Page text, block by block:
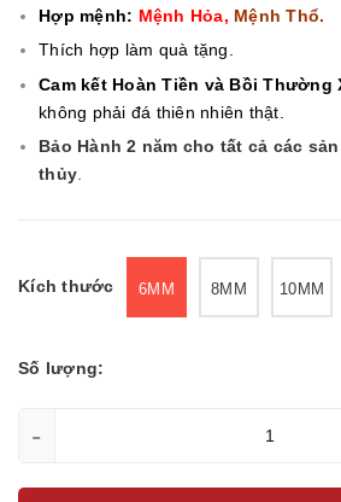
Hợp mệnh: Mệnh Hỏa, Mệnh Thổ.
Thích hợp làm quà tặng.
Cam kết Hoàn Tiền và Bồi Thường
không phải đá thiên nhiên thật.
Bảo Hành 2 năm cho tất cả các
thủy.
Kích thước 6MM 8MM 10MM
Số lượng:
-